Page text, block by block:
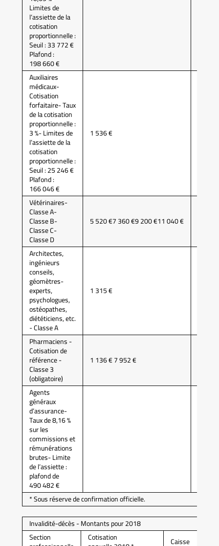
Limites de
l’assiette de la
cotisation
proportionnelle :
Seuil : 33 772 €
Plafond :
198 660 €
Auxiliaires
médicaux-
Cotisation
forfaitaire- Taux
de la cotisation
proportionnelle :
3 %- Limites de
l’assiette de la
cotisation
proportionnelle :
Seuil : 25 246 €
Plafond :
166 046 €
1 536 €
Vétérinaires-
Classe A-
Classe B-
Classe C-
Classe D
5 520 €7 360 €9 200 €11 040 €
Architectes,
ingénieurs
conseils,
géomètres-
experts,
psychologues,
ostéopathes,
diététiciens, etc.
- Classe A
1 315 €
Pharmaciens -
Cotisation de
référence -
Classe 3
(obligatoire)
1 136 € 7 952 €
Agents
généraux
d’assurance-
Taux de 8,16 %
sur les
commissions et
rémunérations
brutes- Limite
de l’assiette :
plafond de
490 482 €
* Sous réserve de confirmation officielle.
Invalidité-décès - Montants pour 2018
Section
Cotisation Caisse